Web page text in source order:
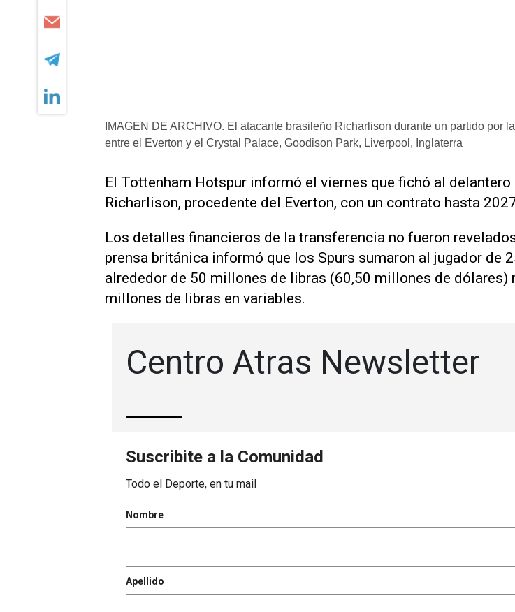
IMAGEN DE ARCHIVO. El atacante brasileño Richarlison durante un partido por
entre el Everton y el Crystal Palace, Goodison Park, Liverpool, Inglaterra
El Tottenham Hotspur informó el viernes que fichó al delantero
Richarlison, procedente del Everton, con un contrato hasta
Los detalles financieros de la transferencia no fueron
prensa británica informó que los Spurs sumaron al jugador de
alrededor de 50 millones de libras (60,50 millones de dólares)
millones de libras en variables.